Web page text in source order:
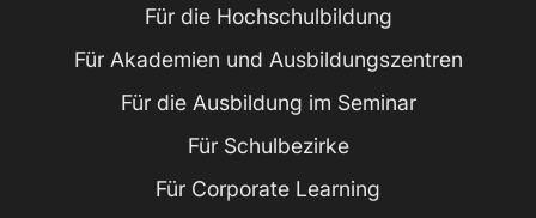
Für die Hochschulbildung
Für Akademien und Ausbildungszentren
Für die Ausbildung im Seminar
Für Schulbezirke
Für Corporate Learning